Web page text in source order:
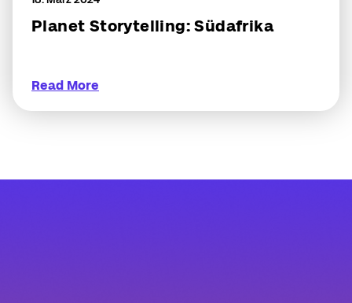
Planet Storytelling: Südafrika
Read More